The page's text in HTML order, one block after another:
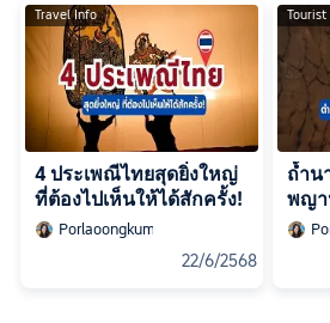
Travel Info
4 ประเพณีไทยสุดยิ่งใหญ่
ที่ต้องไปเห็นให้ได้สักครั้ง!
Porlaoongkum
22/6/2568
ถ้ำน
พญา
ศรัท